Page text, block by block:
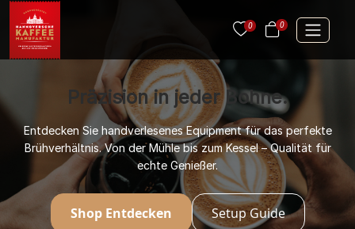
0 0
Präzision in jeder Bohne.
Entdecken Sie handverlesenes Equipment für das perfekte
Brühverhältnis. Von der Mühle bis zum Kessel – Qualität für
echte Genießer.
Shop Entdecken Setup Guide